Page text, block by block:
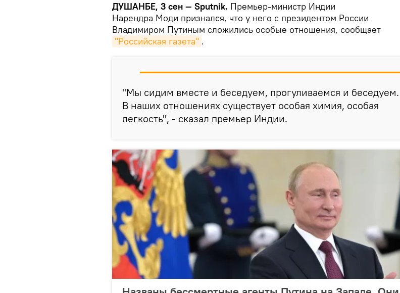
ДУШАНБЕ, 3 сен — Sputnik. Премьер-министр Индии
Нарендра Моди признался, что у него с президентом России
Владимиром Путиным сложились особые отношения, сообщает
"Российская газета" .
"Мы сидим вместе и беседуем, прогуливаемся и беседуем.
В наших отношениях существует особая химия, особая
легкость", - сказал премьер Индии.